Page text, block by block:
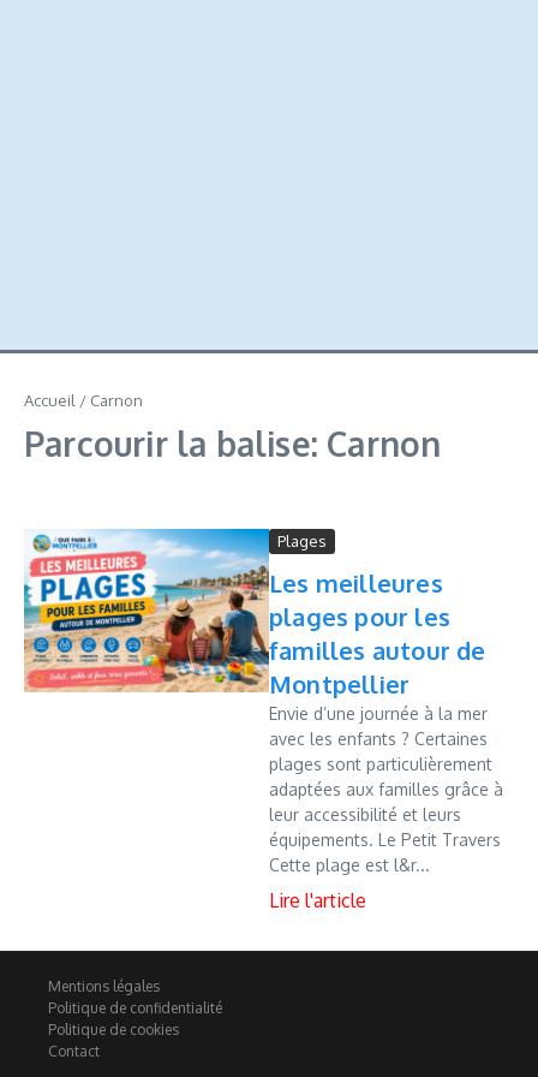
Accueil / Carnon
Parcourir la balise: Carnon
Plages
Les meilleures
plages pour les
familles autour de
Montpellier
Envie d’une journée à la mer
avec les enfants ? Certaines
plages sont particulièrement
adaptées aux familles grâce à
leur accessibilité et leurs
équipements. Le Petit Travers
Cette plage est l&r...
Mentions légales
Politique de confidentialité
Politique de cookies
Contact